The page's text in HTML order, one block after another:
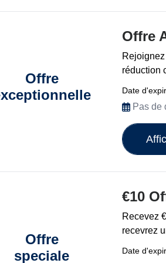
Offre
Offre
réduction
Date
Pas de
Offre
speciale
€10
Recevez
recevrez
Date